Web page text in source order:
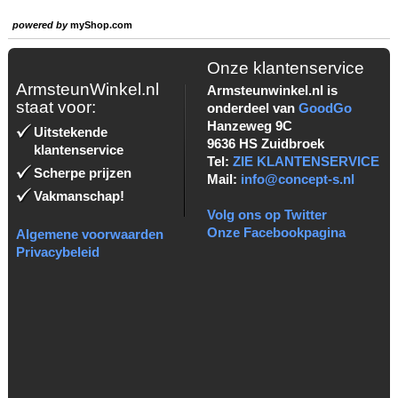
powered bymyShop.com
ArmsteunWinkel.nl
staat voor:
Uitstekende
klantenservice
Scherpe prijzen
Vakmanschap!
Algemene voorwaarden
Privacybeleid
Onze klantenservice
Armsteunwinkel.nl is
onderdeel van GoodGo
Hanzeweg 9C
9636 HS Zuidbroek
Tel: ZIE KLANTENSERVICE
Mail: info@concept-s.nl
Volg ons op Twitter
Onze Facebookpagina